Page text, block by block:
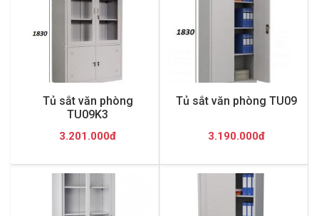
Tủ sắt văn phòng
TU09K3
3.201.000đ
Tủ sắt văn phòng TU09
3.190.000đ